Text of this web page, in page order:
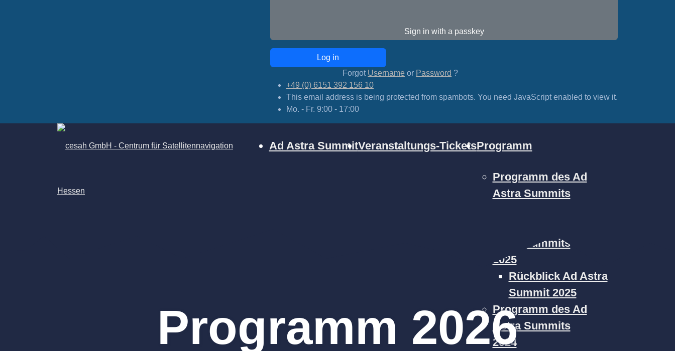
Sign in with a passkey
Forgot Username or Password ?
+49 (0) 6151 392 156 10
This email address is being protected from spambots. You need JavaScript enabled to view it.
Mo. - Fr. 9:00 - 17:00
Ad Astra SummitVeranstaltungs-TicketsProgramm
Programm des Ad
Astra Summits
Astra Summits
2025
Rückblick Ad Astra
Summit 2025
Programm des Ad
Astra Summits
2024
Programm 2026